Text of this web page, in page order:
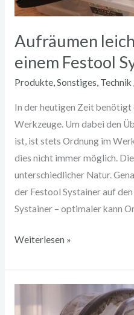
Aufräumen
einem Festool
Produkte,Sonstiges, Technik
In der heutigen Zeit
Werkzeuge. Um dabei den
ist, ist stets Ordnung im
dies nicht immer möglich.
unterschiedlicher Natur.
der Festool Systainer auf
Systainer – optimaler kann
Weiterlesen »
in